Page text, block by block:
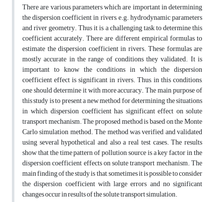
There are various parameters which are important in determining
the dispersion coefficient in rivers, e.g. hydrodynamic parameters
and river geometry. Thus it is a challenging task to determine this
coefficient accurately. There are different empirical formulas to
estimate the dispersion coefficient in rivers. These formulas are
mostly accurate in the range of conditions they validated. It is
important to know the conditions in which the dispersion
coefficient effect is significant in rivers. Thus, in this conditions,
one should determine it with more accuracy. The main purpose of
this study is to present a new method for determining the situations
in which, dispersion coefficient has significant effect on solute
transport mechanism. The proposed method is based on the Monte
Carlo simulation method. The method was verified and validated
using several hypothetical and also a real test cases. The results
show that the time pattern of pollution source is a key factor in the
dispersion coefficient effects on solute transport mechanism. The
main finding of the study is that, sometimes it is possible to consider
the dispersion coefficient with large errors and no significant
changes occur in results of the solute transport simulation.